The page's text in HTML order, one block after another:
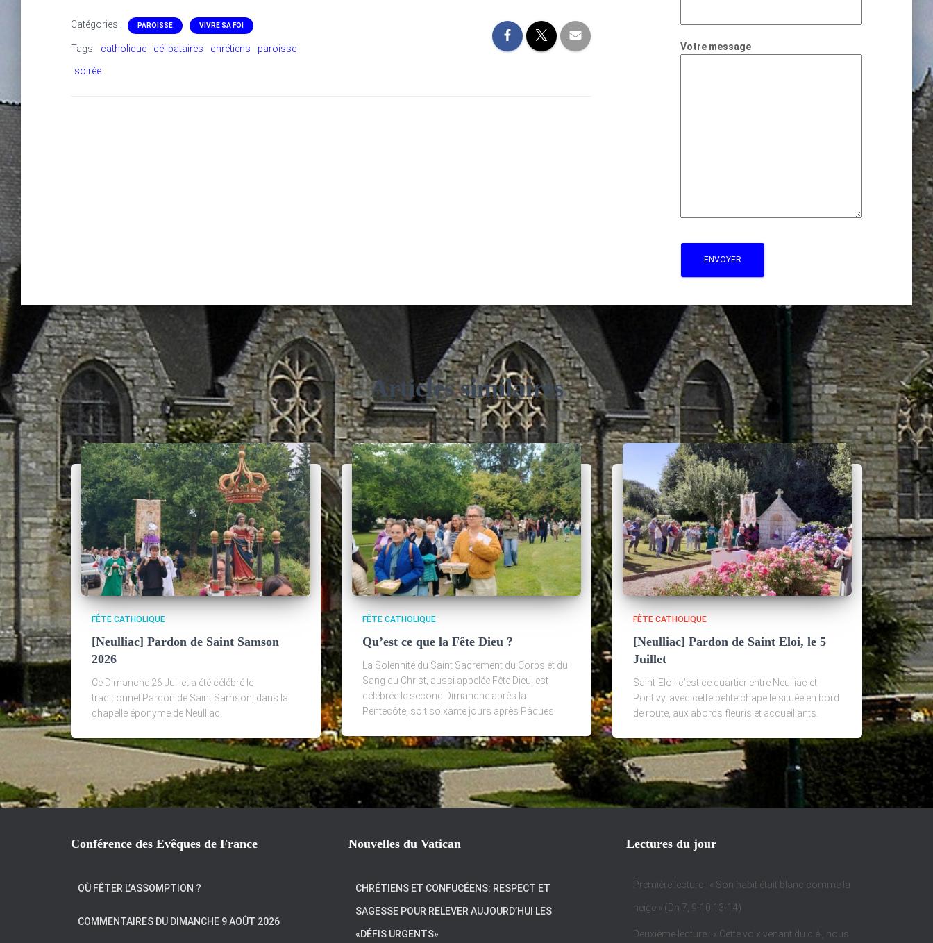
Catégories : PAROISSE VIVRE SA FOI
Tags: catholique célibataires chrétiens
paroisse
soirée
Votre message
Articles similaires
FÊTE CATHOLIQUE
[Neulliac] Pardon de Saint Samson
2026
Ce Dimanche 26 Juillet a été célébré le
traditionnel Pardon de Saint Samson, dans la
chapelle éponyme de Neulliac.
FÊTE CATHOLIQUE
Qu’est ce que la Fête Dieu ?
La Solennité du Saint Sacrement du Corps et du
Sang du Christ, aussi appelée Fête Dieu, est
célébrée le second Dimanche après la
Pentecôte, soit soixante jours après Pâques.
FÊTE CATHOLIQUE
[Neulliac] Pardon de Saint Eloi, le 5
Juillet
Saint-Eloi, c’est ce quartier entre Neulliac et
Pontivy, avec cette petite chapelle située en bord
de route, aux abords fleuris et accueillants.
Conférence des Evêques de France
OÙ FÊTER L’ASSOMPTION ?
COMMENTAIRES DU DIMANCHE 9 AOÛT 2026
Nouvelles du Vatican
CHRÉTIENS ET CONFUCÉENS: RESPECT ET
SAGESSE POUR RELEVER AUJOURD’HUI LES
«DÉFIS URGENTS»
Lectures du jour
Première lecture : « Son habit était blanc comme la
neige » (Dn 7, 9-10.13-14)
Deuxième lecture : « Cette voix venant du ciel, nous